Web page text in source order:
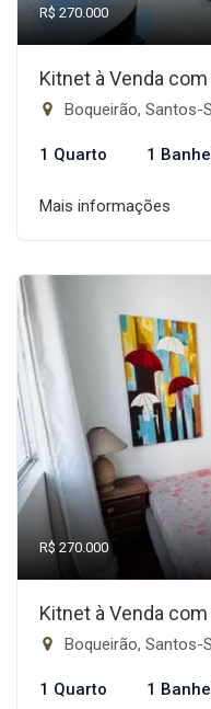
R$ 270.000
Kitnet à Venda
Boqueirão, Santos-
1 Quarto 1
Mais informações
R$ 270.000
Kitnet à Venda
Boqueirão, Santos-
1 Quarto 1